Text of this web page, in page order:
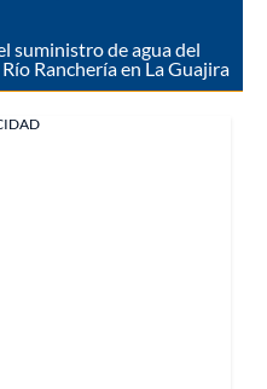
suministro de agua del
Ranchería en La Guajira